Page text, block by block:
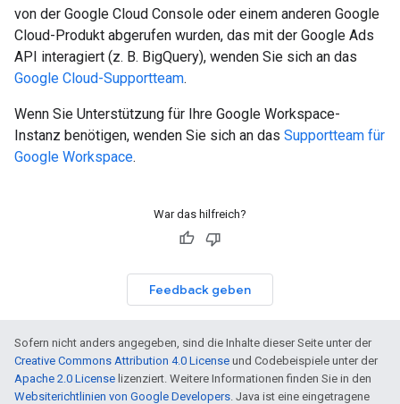
von der Google Cloud Console oder einem anderen Google
Cloud-Produkt abgerufen wurden, das mit der Google Ads
API interagiert (z. B. BigQuery), wenden Sie sich an das
Google Cloud-Supportteam.
Wenn Sie Unterstützung für Ihre Google Workspace-
Instanz benötigen, wenden Sie sich an das Supportteam für
Google Workspace.
War das hilfreich?
Feedback geben
Sofern nicht anders angegeben, sind die Inhalte dieser Seite unter der
Creative Commons Attribution 4.0 License und Codebeispiele unter der
Apache 2.0 License lizenziert. Weitere Informationen finden Sie in den
Websiterichtlinien von Google Developers. Java ist eine eingetragene